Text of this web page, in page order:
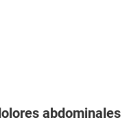
abdominales